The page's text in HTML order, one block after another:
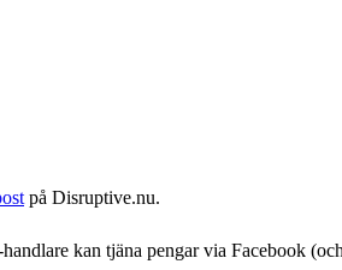
på Disruptive.nu.
kan tjäna pengar via Facebook